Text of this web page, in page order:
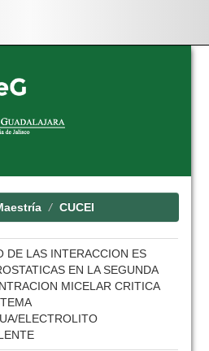
CUCEI
DE LAS INTERACCION ES
EN LA SEGUNDA
MICELAR CRITICA
ELECTROLITO